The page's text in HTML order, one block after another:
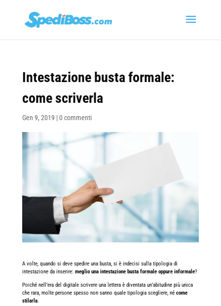
Intestazione busta formale:
come scriverla
Gen 9, 2019 |0 commenti
A volte, quando si deve spedire una busta, si è indecisi sulla tipologia di
intestazione da inserire: meglio una intestazione busta formale oppure informale?
Poiché nell’era del digitale scrivere una lettera è diventata un’abitudine più unica
che rara, molte persone spesso non sanno quale tipologia scegliere, né come
stilarla.